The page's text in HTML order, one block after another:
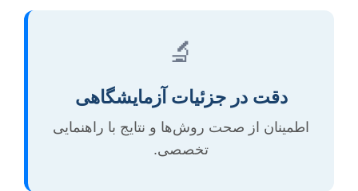
🔬
دقت در جزئیات آزمایشگاهی
اطمینان از صحت روش‌ها و نتایج با راهنمایی
تخصصی.